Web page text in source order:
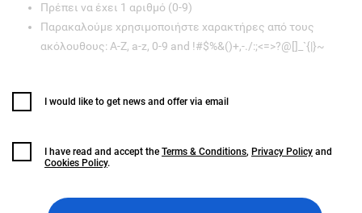
Πρέπει να έχει 1 αριθμό (0-9)
Παρακαλούμε χρησιμοποιήστε χαρακτήρες από τους
ακόλουθους: A-Z, a-z, 0-9 and !#$%&()+,-./:;<=>?@[]_`{|}~
I would like to get news and offer via email
I have read and accept the Terms & Conditions, Privacy Policy and
Cookies Policy.